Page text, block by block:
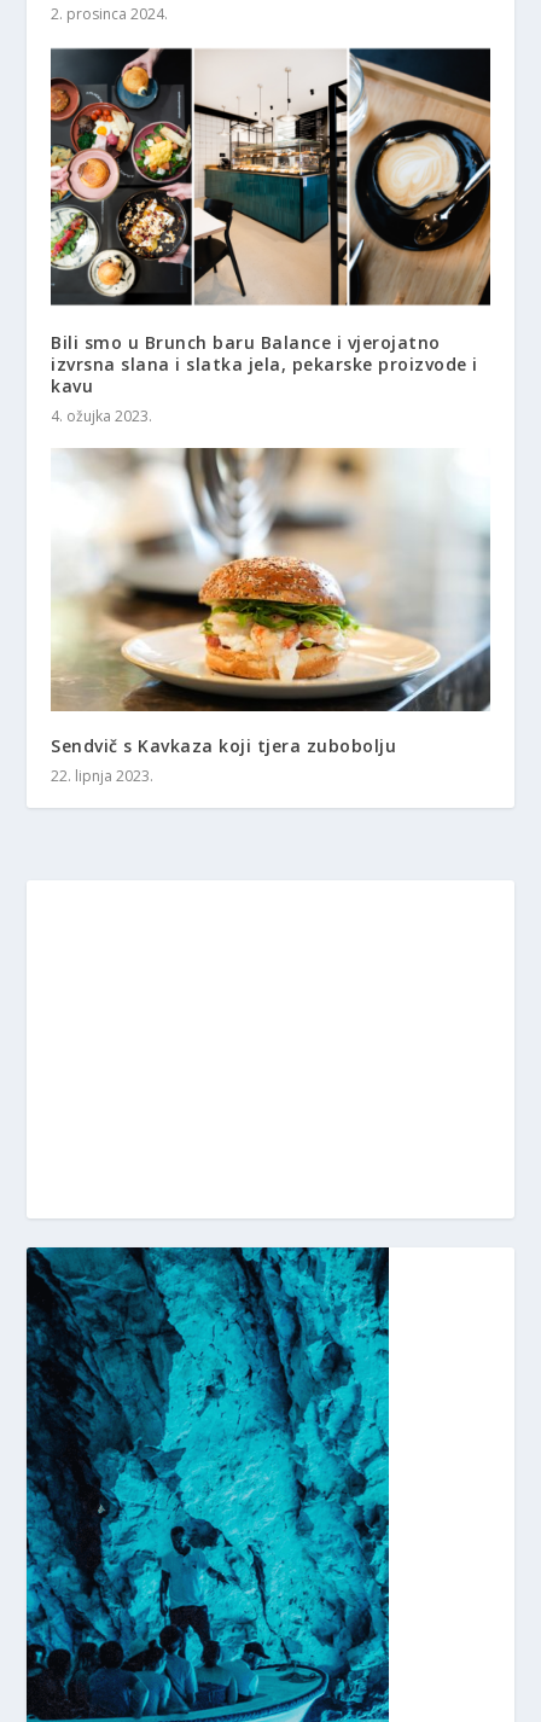
2. prosinca 2024.
Bili smo u Brunch baru Balance i vjerojatno
izvrsna slana i slatka jela, pekarske proizvode i
kavu
4. ožujka 2023.
Sendvič s Kavkaza koji tjera zubobolju
22. lipnja 2023.